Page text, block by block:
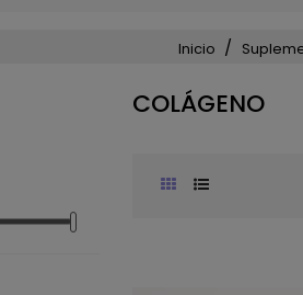
Inicio
COLÁGENO